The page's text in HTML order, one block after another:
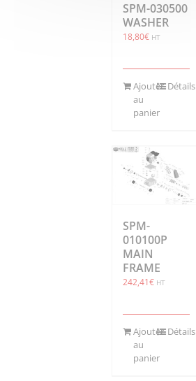
SPM-030500
WASHER
18,80€ HT
Ajouter
au
panier
Détails
SPM-
010100P
MAIN
FRAME
242,41€ HT
Ajouter
au
panier
Détails